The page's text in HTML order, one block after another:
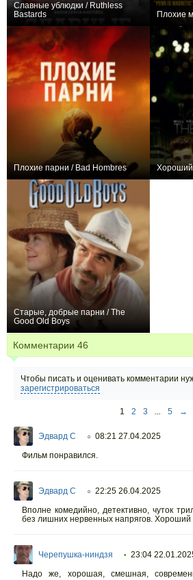
Славные ублюдки / Ruthless
Bastards
Плохие
Плохие парни / Bad Hombres Хороший
Старые, добрые парни / The
Good Old Boys
Комментарии 46
Чтобы писать и оценивать комментарии
зарегистрироваться
1 2 3 ... 5 →
Эдвард С ○ 08:21 27.04.2025
Фильм понравился.
Эдвард С ○ 22:25 26.04.2025
Вполне комедийно, детективно, чуток
без лишних нервенных напрягов.
Черепушка-ниндзя • 23:04
Надо же, хорошая, смешная,